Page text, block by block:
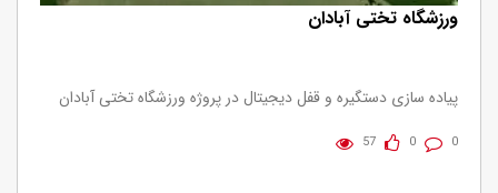
ورزشگاه تختی آبادان
پیاده سازی دستگیره و قفل دیجیتال در پروژه ورزشگاه تختی آبادان
57 0 0